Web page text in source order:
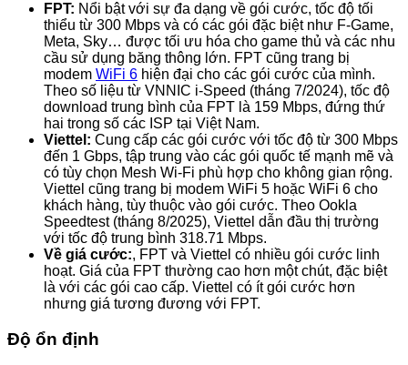
FPT: Nổi bật với sự đa dạng về gói cước, tốc độ tối
thiểu từ 300 Mbps và có các gói đặc biệt như F-Game,
Meta, Sky… được tối ưu hóa cho game thủ và các nhu
cầu sử dụng băng thông lớn. FPT cũng trang bị
modem WiFi 6 hiện đại cho các gói cước của mình.
Theo số liệu từ VNNIC i-Speed (tháng 7/2024), tốc độ
download trung bình của FPT là 159 Mbps, đứng thứ
hai trong số các ISP tại Việt Nam.
Viettel: Cung cấp các gói cước với tốc độ từ 300 Mbps
đến 1 Gbps, tập trung vào các gói quốc tế mạnh mẽ và
có tùy chọn Mesh Wi-Fi phù hợp cho không gian rộng.
Viettel cũng trang bị modem WiFi 5 hoặc WiFi 6 cho
khách hàng, tùy thuộc vào gói cước. Theo Ookla
Speedtest (tháng 8/2025), Viettel dẫn đầu thị trường
với tốc độ trung bình 318.71 Mbps.
Về giá cước:, FPT và Viettel có nhiều gói cước linh
hoạt. Giá của FPT thường cao hơn một chút, đặc biệt
là với các gói cao cấp. Viettel có ít gói cước hơn
nhưng giá tương đương với FPT.
Độ ổn định